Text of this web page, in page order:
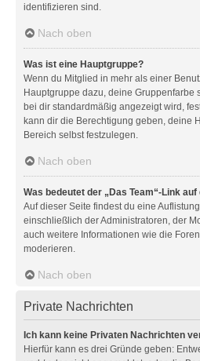
identifizieren sind.
Nach oben
Was ist eine Hauptgruppe?
Wenn du Mitglied in mehr als einer
Hauptgruppe dazu, deine Gruppenfarbe
bei dir standardmäßig angezeigt wird,
kann dir die Berechtigung geben, deine
Bereich selbst festzulegen.
Nach oben
Was bedeutet der „Das Team“-Link
Auf dieser Seite findest du eine
einschließlich der Administratoren, der
auch weitere Informationen wie die
moderieren.
Nach oben
Private Nachrichten
Ich kann keine Privaten Nachrichten
Hierfür kann es drei Gründe geben: